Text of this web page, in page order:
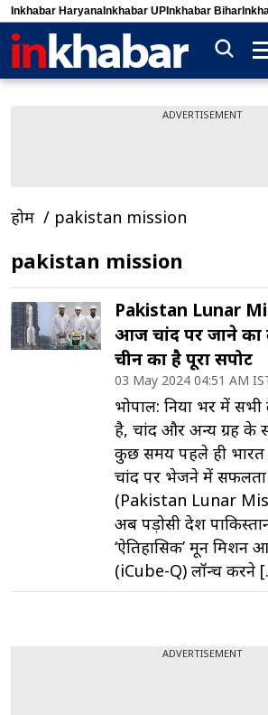
Inkhabar Haryana Inkhabar UP Inkhabar Bihar
ADVERTISEMENT
होम pakistan mission
pakistan mission
Pakistan Lunar
आज चांद पर जाने का
चीन का है पूरा सपोर्ट
03 May 2024 04:51 AM
भोपाल: दुनिया भर में
है, चांद और अन्य ग्रह के
कुछ समय पहले ही भारत
चांद पर भेजने में सफलता
(Pakistan Lunar
अब पड़ोसी देश
‘ऐतिहासिक’ मून मिशन
(iCube-Q) लॉन्च करने
ADVERTISEMENT